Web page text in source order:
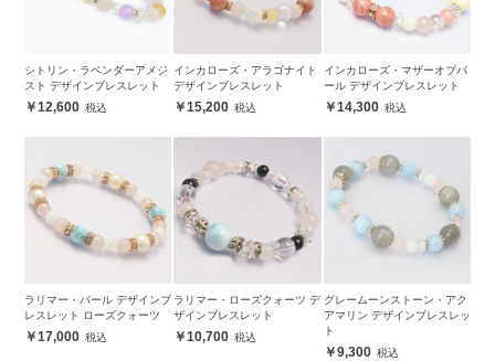
シトリン・ラベンダーアメジ
スト デザインブレスレット
12,600
インカローズ・アラゴナイト
デザインブレスレット
15,200
インカローズ・マザーオブパ
ール デザインブレスレット
14,300
ラリマー・パール デザインブ
レスレット ローズクォーツ
17,000
ラリマー・ローズクォーツ デ
ザインブレスレット
10,700
グレームーンストーン・アク
アマリン デザインブレスレッ
ト
9,300